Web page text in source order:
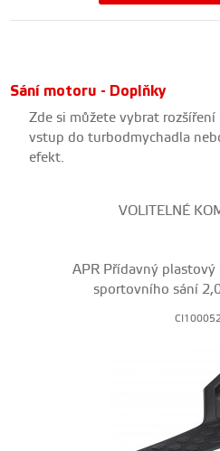
Sání motoru - Doplňky
Zde si můžete vybrat
vstup do turbodmychadla
efekt.
VOLITELNÉ
APR Přídavný
sportovního sání